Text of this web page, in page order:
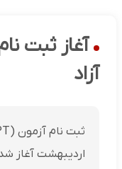
آغاز ثبت
آزاد